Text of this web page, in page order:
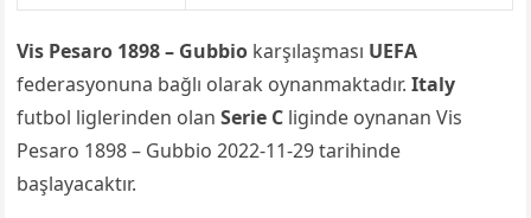
Vis Pesaro 1898 – Gubbio karşılaşması UEFA
federasyonuna bağlı olarak oynanmaktadır.Italy
futbol liglerinden olanSerie C liginde oynanan Vis
Pesaro 1898 – Gubbio 2022-11-29 tarihinde
başlayacaktır.